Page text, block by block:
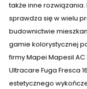
także inne
sprawdza się w wielu
budownictwie
gamie kolorystycznej
firmy Mapei Mapesil
Ultracare Fuga Fresca
estetycznego